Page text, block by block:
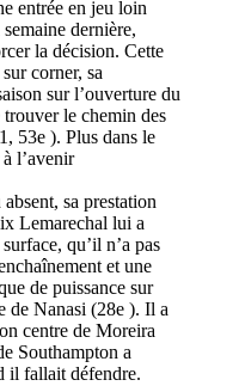
entrée en jeu loin
dernière,
la décision. Cette
corner, sa
sur l’ouverture du
trouver le chemin des
53e ). Plus dans le
l’avenir
sa prestation
Lemarechal lui a
qu’il n’a pas
et une
de puissance sur
de Nanasi (28e ). Il a
centre de Moreira
Southampton a
il fallait défendre.